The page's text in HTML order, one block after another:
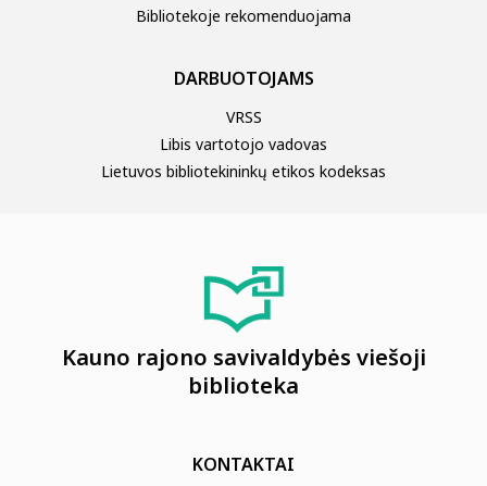
Bibliotekoje rekomenduojama
DARBUOTOJAMS
VRSS
Libis vartotojo vadovas
Lietuvos bibliotekininkų etikos kodeksas
Kauno rajono savivaldybės viešoji
biblioteka
KONTAKTAI